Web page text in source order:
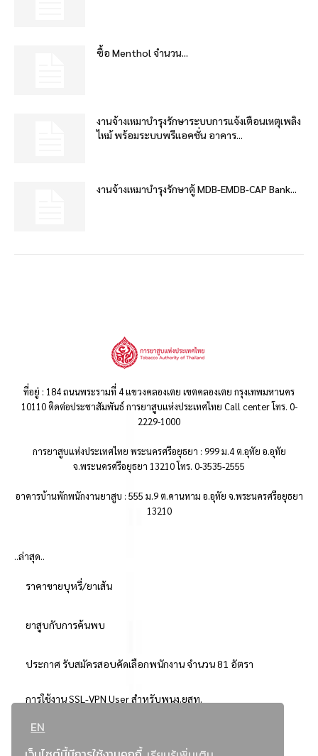
EN
ซื้อ Menthol จำนวน...
งานจ้างเหมาบำรุงรักษาระบบการแจ้งเตือนเหตุเพลิง
ไหม้ พร้อมระบบพรีแอคชั่น อาคาร...
งานจ้างเหมาบำรุงรักษาตู้ MDB-EMDB-CAP Bank...
ที่อยู่ : 184 ถนนพระรามที่ 4 แขวงคลองเตย เขตคลองเตย กรุงเทพมหานคร
10110 ติดต่อประชาสัมพันธ์ การยาสูบแห่งประเทศไทย Call center โทร. 0-
2229-1000
การยาสูบแห่งประเทศไทย พระนครศรีอยุธยา : 999 ม.4 ต.อุทัย อ.อุทัย
จ.พระนครศรีอยุธยา 13210 โทร. 0-3535-2555
อาคารบ้านพักพนักงานยาสูบ : 555 ม.9 ต.คานหาม อ.อุทัย จ.พระนครศรีอยุธยา
13210
..ล่าสุด..
ราคาขายบุหรี่/ยาเส้น
ยาสูบกับการค้นพบ
ประกาศ รับสมัครสอบคัดเลือกพนักงาน จำนวน 81 อัตรา
การใช้งาน SSL-VPN User สำหรับพนง.ยสท.
..ยอดนิยม..